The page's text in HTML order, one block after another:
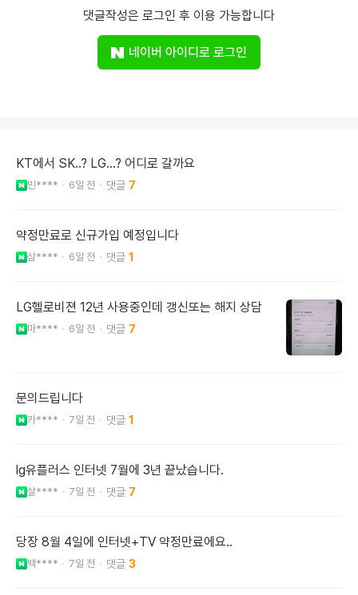
댓글작성은 로그인 후 이용 가능합니다
네이버 아이디로 로그인
KT에서 SK..? LG...? 어디로 갈까요
민**** 6일 전 7
약정만료로 신규가입 예정입니다
삼**** 6일 전 1
LG헬로비젼 12년 사용중인데 갱신또는 해지 상담
마**** 6일 전 7
문의드립니다
카**** 7일 전 1
lg유플러스 인터넷 7월에 3년 끝났습니다.
살**** 7일 전 7
당장 8월 4일에 인터넷+TV 약정만료에요..
백**** 7일 전 3